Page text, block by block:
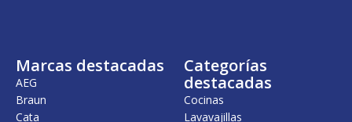
Marcas destacadas
AEG
Braun
Cata
Categorías
destacadas
Cocinas
Lavavajillas